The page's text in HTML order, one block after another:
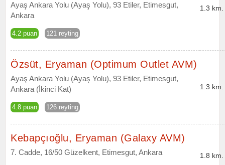
Ayaş Ankara Yolu (Ayaş Yolu), 93 Etiler, Etimesgut,
Ankara
4.2 puan 121 reyting
1.3 km.
Özsüt, Eryaman (Optimum Outlet AVM)
Ayaş Ankara Yolu (Ayaş Yolu), 93 Etiler, Etimesgut,
Ankara (İkinci Kat)
4.8 puan 126 reyting
1.3 km.
Kebapçıoğlu, Eryaman (Galaxy AVM)
7. Cadde, 16/50 Güzelkent, Etimesgut, Ankara 1.8 km.